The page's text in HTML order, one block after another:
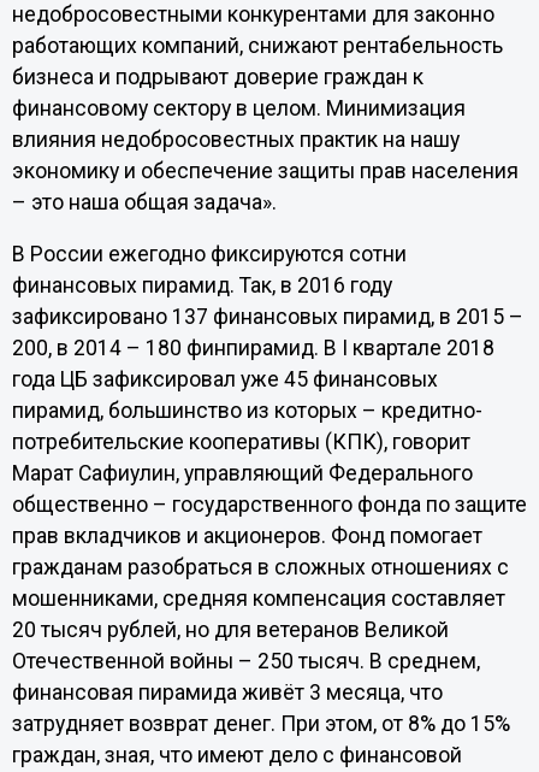
недобросовестными конкурентами для законно
работающих компаний, снижают рентабельность
бизнеса и подрывают доверие граждан к
финансовому сектору в целом. Минимизация
влияния недобросовестных практик на нашу
экономику и обеспечение защиты прав населения
– это наша общая задача».
В России ежегодно фиксируются сотни
финансовых пирамид. Так, в 2016 году
зафиксировано 137 финансовых пирамид, в 2015 –
200, в 2014 – 180 финпирамид. В I квартале 2018
года ЦБ зафиксировал уже 45 финансовых
пирамид, большинство из которых – кредитно-
потребительские кооперативы (КПК), говорит
Марат Сафиулин, управляющий Федерального
общественно – государственного фонда по защите
прав вкладчиков и акционеров. Фонд помогает
гражданам разобраться в сложных отношениях с
мошенниками, средняя компенсация составляет
20 тысяч рублей, но для ветеранов Великой
Отечественной войны – 250 тысяч. В среднем,
финансовая пирамида живёт 3 месяца, что
затрудняет возврат денег. При этом, от 8% до 15%
граждан, зная, что имеют дело с финансовой